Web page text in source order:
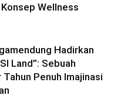
Wellness
Hadirkan
Land”: Sebuah
Penuh Imajinasi